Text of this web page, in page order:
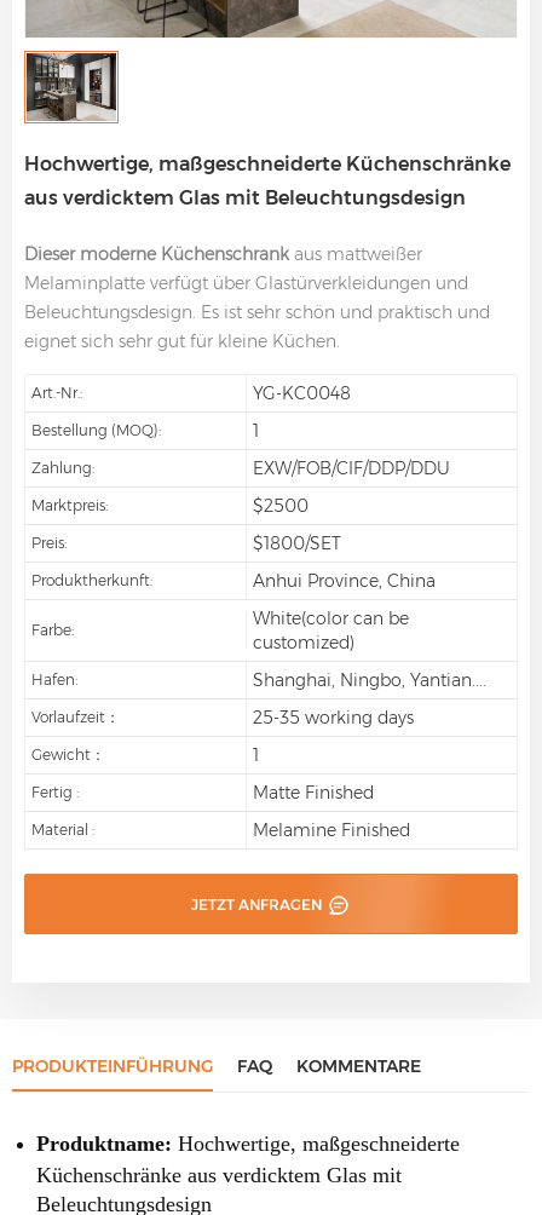
Hochwertige, maßgeschneiderte Küchenschränke
aus verdicktem Glas mit Beleuchtungsdesign
Dieser moderne Küchenschrank aus mattweißer
Melaminplatte verfügt über Glastürverkleidungen und
Beleuchtungsdesign. Es ist sehr schön und praktisch und
eignet sich sehr gut für kleine Küchen.
Art.-Nr.: YG-KC0048
Bestellung (MOQ): 1
Zahlung: EXW/FOB/CIF/DDP/DDU
Marktpreis: $2500
Preis: $1800/SET
Produktherkunft: Anhui Province, China
Farbe:
White(color can be
customized)
Hafen: Shanghai, Ningbo, Yantian....
Vorlaufzeit： 25-35 working days
Gewicht： 1
Fertig : Matte Finished
Material : Melamine Finished
JETZT ANFRAGEN
PRODUKTEINFÜHRUNG FAQ KOMMENTARE
Produktname: Hochwertige, maßgeschneiderte
Küchenschränke aus verdicktem Glas mit
Beleuchtungsdesign